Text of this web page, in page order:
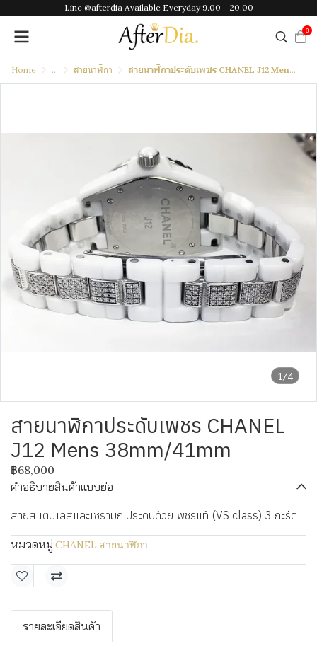
Line @afterdia Available Everyday 9.00 - 20.00
0
Home ... สายนาฬิกา สายนาฬิกาประดับเพชร CHANEL J12 Mens 38mm/41mm
1/4
สายนาฬิกาประดับเพชร CHANEL
J12 Mens 38mm/41mm
฿68,000
คำอธิบายสินค้าแบบย่อ
สายสแตนเลสและเซรามิก ประดับด้วยเพชรแท้ (VS class) 3 กะรัต
หมวดหมู่:CHANEL,สายนาฬิกา
รายละเอียดสินค้า